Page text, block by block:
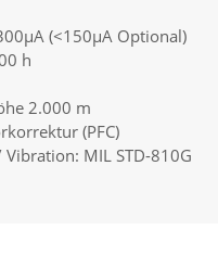
(<150µA Optional)
h
2.000 m
(PFC)
Vibration: MIL STD-810G